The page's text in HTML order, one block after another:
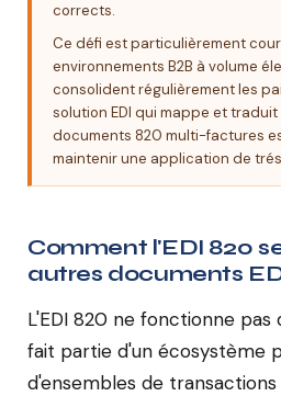
corrects.
Ce défi est particulièrement
environnements B2B à volume
consolident régulièrement les
solution EDI qui mappe et
documents 820 multi-factures
maintenir une application de
Comment l'EDI 820
autres documents
L'EDI 820 ne fonctionne pas
fait partie d'un écosystème
d'ensembles de